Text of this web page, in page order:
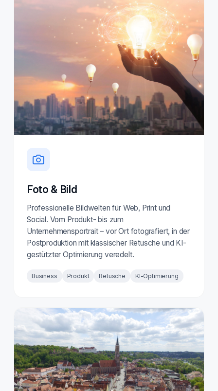
Foto & Bild
Professionelle Bildwelten für Web, Print und
Social. Vom Produkt- bis zum
Unternehmensportrait – vor Ort fotografiert, in der
Postproduktion mit klassischer Retusche und KI-
gestützter Optimierung veredelt.
Business Produkt Retusche KI-Optimierung